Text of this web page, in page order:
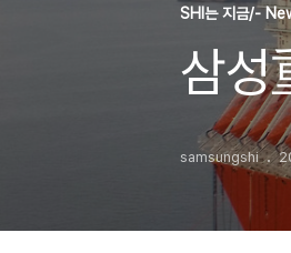
SHI는 지금/-
삼성
samsungshi